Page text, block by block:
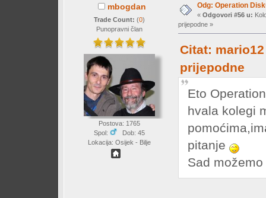
mbogdan
Trade Count: (0)
Punopravni član
Postova: 1765
Spol:
Dob: 45
Lokacija: Osijek - Bilje
Odg: Operation
« Odgovori #56 u:
prijepodne »
Citat:
prijepodne
Eto
hvala kolegi
pitanje
Sad